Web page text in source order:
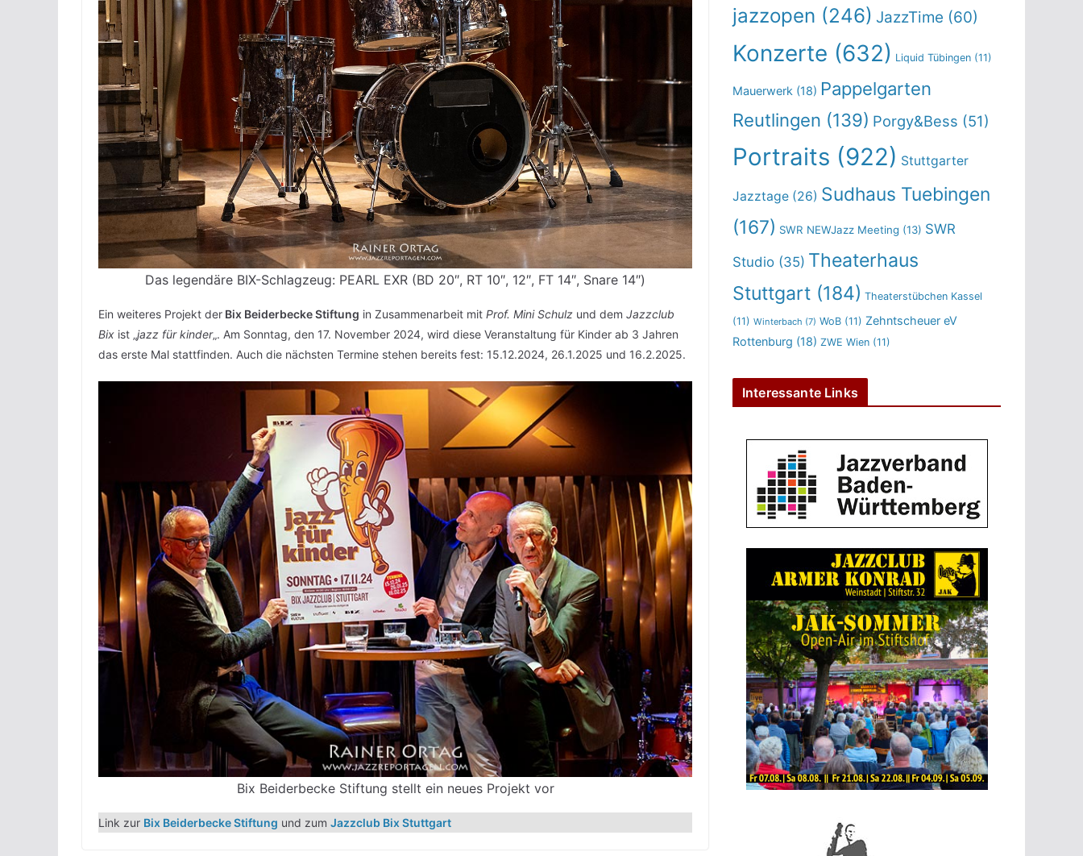
Das legendäre BIX-Schlagzeug: PEARL EXR (BD 20″, RT 10″, 12″, FT 14″, Snare 14″)
Ein weiteres Projekt der Bix Beiderbecke Stiftung in Zusammenarbeit mit Prof. Mini Schulz und dem Jazzclub
Bix ist „jazz für kinder„. Am Sonntag, den 17. November 2024, wird diese Veranstaltung für Kinder ab 3 Jahren
das erste Mal stattfinden. Auch die nächsten Termine stehen bereits fest: 15.12.2024, 26.1.2025 und 16.2.2025.
Bix Beiderbecke Stiftung stellt ein neues Projekt vor
Link zur Bix Beiderbecke Stiftung und zum Jazzclub Bix Stuttgart
jazzopen (246) JazzTime (60)
Konzerte (632) Liquid Tübingen (11)
Mauerwerk (18) Pappelgarten
Reutlingen (139) Porgy&Bess (51)
Portraits (922) Stuttgarter
Jazztage (26) Sudhaus Tuebingen
(167) SWR NEWJazz Meeting (13) SWR
Studio (35) Theaterhaus
Stuttgart (184) Theaterstübchen Kassel
(11) Winterbach (7) WoB (11) Zehntscheuer eV
Rottenburg (18) ZWE Wien (11)
Interessante Links